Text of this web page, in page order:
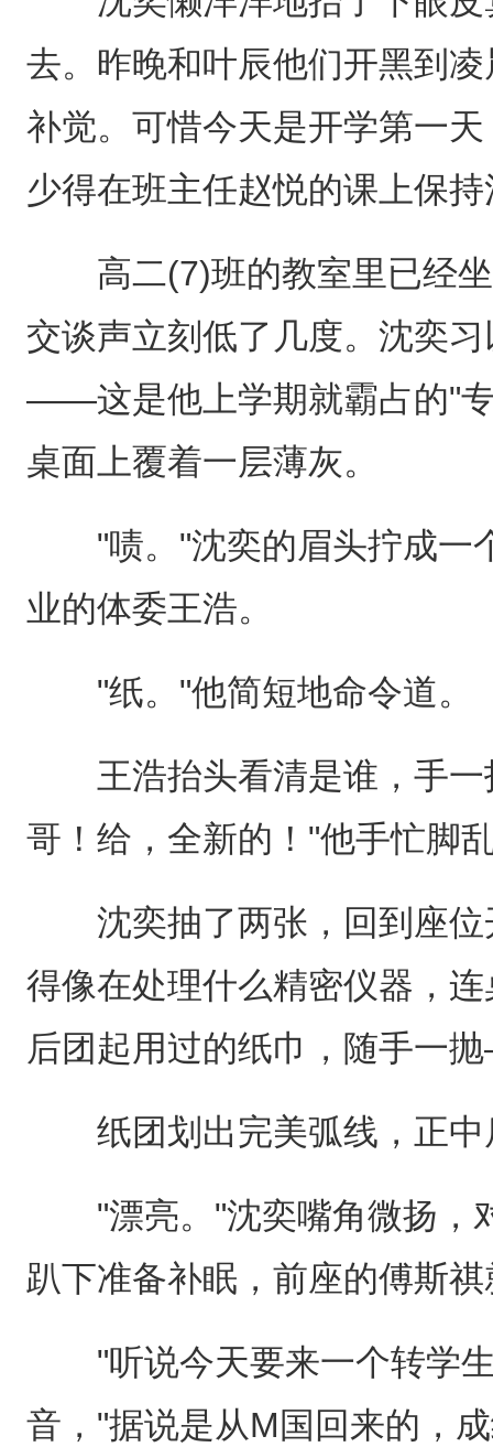
去。昨晚和叶辰他们开黑到
补觉。可惜今天是开学第一
少得在班主任赵悦的课上保
高二(7)班的教室里已经坐
交谈声立刻低了几度。沈奕
——这是他上学期就霸占的"
桌面上覆着一层薄灰。
"啧。"沈奕的眉头拧成一
业的体委王浩。
"纸。"他简短地命令道。
王浩抬头看清是谁，手一
哥！给，全新的！"他手忙脚
沈奕抽了两张，回到座位
得像在处理什么精密仪器，
后团起用过的纸巾，随手一
纸团划出完美弧线，正中
"漂亮。"沈奕嘴角微扬，
趴下准备补眠，前座的傅斯
"听说今天要来一个转学生
音，"据说是从M国回来的，